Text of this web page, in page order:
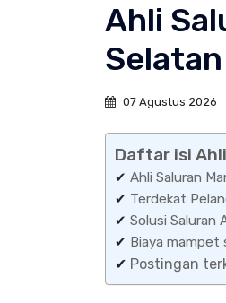
Ahli
Selatan
07 Agustus 2026
Daftar isi
✔ Ahli Saluran
✔ Terdekat
✔ Solusi Saluran
✔ Biaya mampet
✔ Postingan